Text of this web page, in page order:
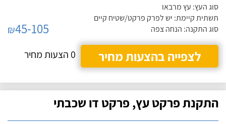
סוג העץ: עץ מרבאו
תשתית קיימת: יש לפרק פרקט/שטיח קיים
סוג התקנה: הנחה צפה
₪45-105
לצפייה בהצעות מחיר
0 הצעות מחיר
התקנת פרקט עץ, פרקט דו שכבתי